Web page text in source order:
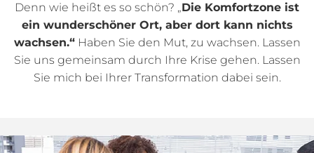
Denn wie heißt es so schön? „Die Komfortzone ist
ein wunderschöner Ort, aber dort kann nichts
wachsen.“Haben Sie den Mut, zu wachsen. Lassen
Sie uns gemeinsam durch Ihre Krise gehen. Lassen
Sie mich bei Ihrer Transformation dabei sein.